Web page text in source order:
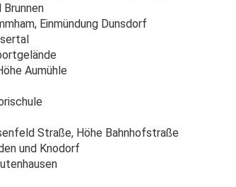
Einmündung Dunsdorf
Aumühle
Straße, Höhe Bahnhofstraße
und Knodorf